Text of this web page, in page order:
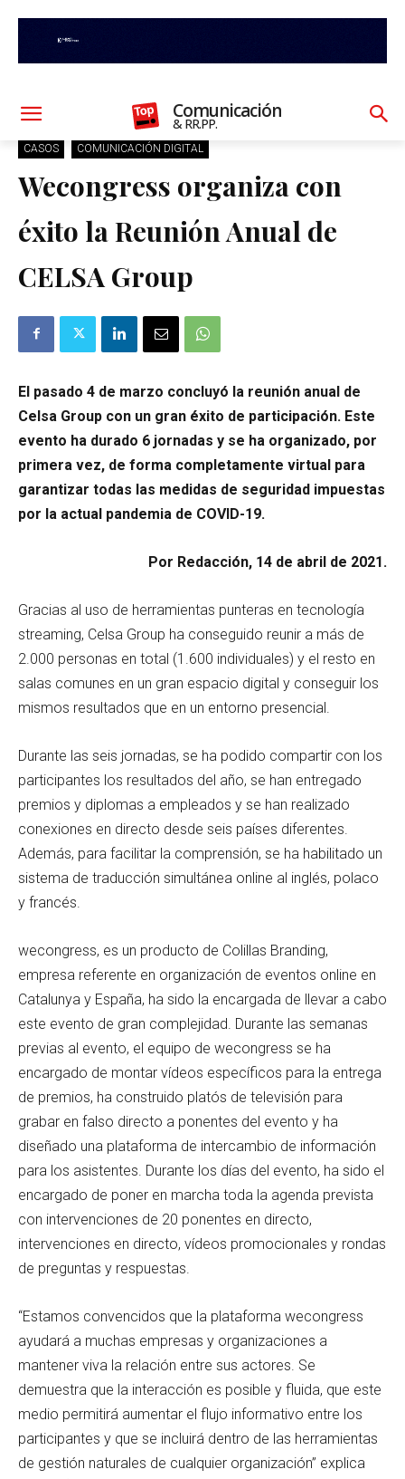
Comunicación
& RR.PP.
CASOS COMUNICACIÓN DIGITAL
Wecongress organiza con
éxito la Reunión Anual de
CELSA Group
El pasado 4 de marzo concluyó la reunión anual de
Celsa Group con un gran éxito de participación. Este
evento ha durado 6 jornadas y se ha organizado, por
primera vez, de forma completamente virtual para
garantizar todas las medidas de seguridad impuestas
por la actual pandemia de COVID-19.
Por Redacción, 14 de abril de 2021.
Gracias al uso de herramientas punteras en tecnología
streaming, Celsa Group ha conseguido reunir a más de
2.000 personas en total (1.600 individuales) y el resto en
salas comunes en un gran espacio digital y conseguir los
mismos resultados que en un entorno presencial.
Durante las seis jornadas, se ha podido compartir con los
participantes los resultados del año, se han entregado
premios y diplomas a empleados y se han realizado
conexiones en directo desde seis países diferentes.
Además, para facilitar la comprensión, se ha habilitado un
sistema de traducción simultánea online al inglés, polaco
y francés.
wecongress, es un producto de Colillas Branding,
empresa referente en organización de eventos online en
Catalunya y España, ha sido la encargada de llevar a cabo
este evento de gran complejidad. Durante las semanas
previas al evento, el equipo de wecongress se ha
encargado de montar vídeos específicos para la entrega
de premios, ha construido platós de televisión para
grabar en falso directo a ponentes del evento y ha
diseñado una plataforma de intercambio de información
para los asistentes. Durante los días del evento, ha sido el
encargado de poner en marcha toda la agenda prevista
con intervenciones de 20 ponentes en directo,
intervenciones en directo, vídeos promocionales y rondas
de preguntas y respuestas.
“Estamos convencidos que la plataforma wecongress
ayudará a muchas empresas y organizaciones a
mantener viva la relación entre sus actores. Se
demuestra que la interacción es posible y fluida, que este
medio permitirá aumentar el flujo informativo entre los
participantes y que se incluirá dentro de las herramientas
de gestión naturales de cualquier organización” explica